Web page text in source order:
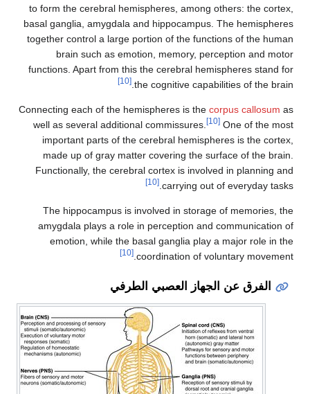
to form the cerebral hemispheres, among others: the
basal ganglia, amygdala and hippocampus. The
together control a large portion of the functions of the
brain such as emotion, memory, perception and
functions. Apart from this the cerebral hemispheres
the cognitive capabilities of
[10]
Connecting each of the hemispheres is thecorpus
well as several additional commissures.
[10]One of
important parts of the cerebral hemispheres is the
made up of gray matter covering the surface of
Functionally, the cerebral cortex is involved in
carrying out of everyday
[10]
The hippocampus is involved in storage of
amygdala plays a role in perception and
emotion, while the basal ganglia play a major
coordination of voluntary
[10]
عن الجهاز العصبي الطرفي